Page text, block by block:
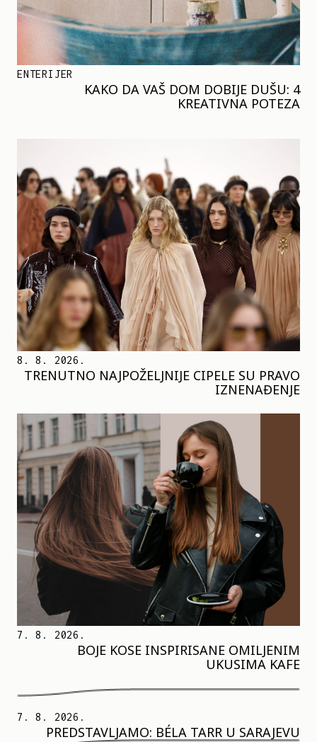
ENTERIJER
KAKO DA VAŠ DOM DOBIJE DUŠU: 4
KREATIVNA POTEZA
8. 8. 2026.
TRENUTNO NAJPOŽELJNIJE CIPELE SU PRAVO
IZNENAĐENJE
7. 8. 2026.
BOJE KOSE INSPIRISANE OMILJENIM
UKUSIMA KAFE
7. 8. 2026.
PREDSTAVLJAMO: BÉLA TARR U SARAJEVU